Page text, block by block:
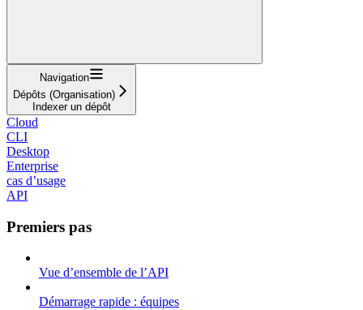
Navigation
Dépôts (Organisation)
Indexer un dépôt
Cloud
CLI
Desktop
Enterprise
cas d’usage
API
Premiers pas
Vue d’ensemble de l’API
Démarrage rapide : équipes